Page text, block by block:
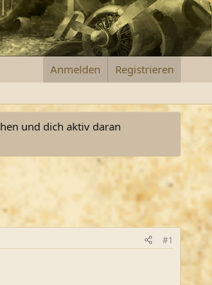
Anmelden Registrieren
und dich aktiv daran
#1